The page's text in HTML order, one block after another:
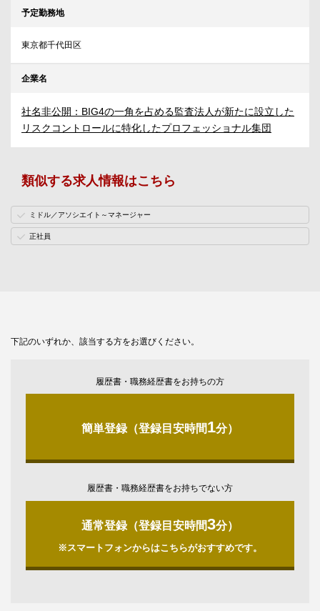
予定勤務地
東京都千代田区
企業名
社名非公開：BIG4の一角を占める監査法人が新たに設立した
リスクコントロールに特化したプロフェッショナル集団
類似する求人情報はこちら
ミドル／アソシエイト～マネージャー
正社員
下記のいずれか、該当する方をお選びください。
履歴書・職務経歴書をお持ちの方
簡単登録（登録目安時間1分）
履歴書・職務経歴書をお持ちでない方
通常登録（登録目安時間3分）
※スマートフォンからはこちらがおすすめです。